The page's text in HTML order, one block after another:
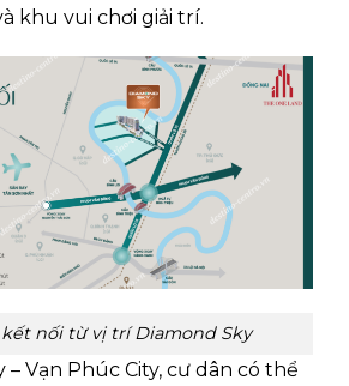
khu vui chơi giải trí.
nối từ vị trí Diamond Sky
– Vạn Phúc City, cư dân có thể